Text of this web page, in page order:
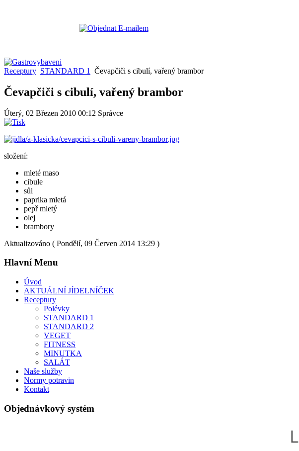
Receptury STANDARD 1 Čevapčiči s cibulí, vařený brambor
Čevapčiči s cibulí, vařený brambor
Úterý, 02 Březen 2010 00:12 Správce
složení:
mleté maso
cibule
sůl
paprika mletá
pepř mletý
olej
brambory
Aktualizováno ( Pondělí, 09 Červen 2014 13:29 )
Hlavní Menu
Úvod
AKTUÁLNÍ JÍDELNÍČEK
Receptury
Polévky
STANDARD 1
STANDARD 2
VEGET
FITNESS
MINUTKA
SALÁT
Naše služby
Normy potravin
Kontakt
Objednávkový systém